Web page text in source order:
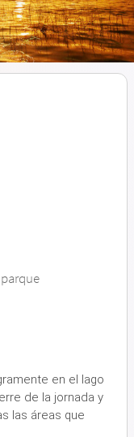
en el lago
de la jornada y
las áreas que